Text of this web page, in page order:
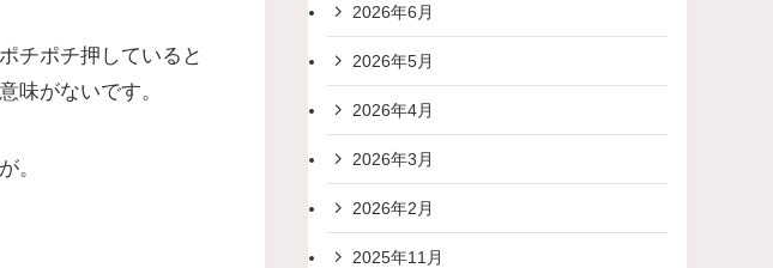
チポチ押していると
味がないです。
。
2026年6月
2026年5月
2026年4月
2026年3月
2026年2月
2025年11月